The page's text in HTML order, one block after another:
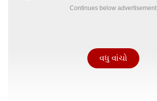
Continues below advertisement
વધુ વાંચો